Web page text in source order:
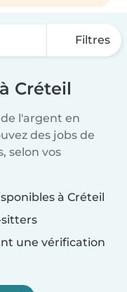
Filtres
Créteil
l'argent en
des jobs de
selon vos
à Créteil
sitters
une vérification